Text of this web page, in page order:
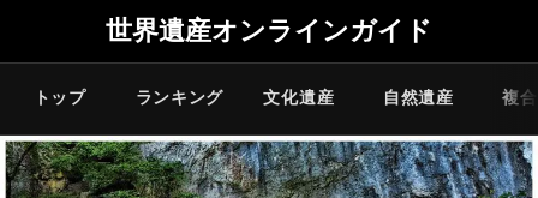
世界遺産オンラインガイド
トップ ランキング 文化遺産 自然遺産 複